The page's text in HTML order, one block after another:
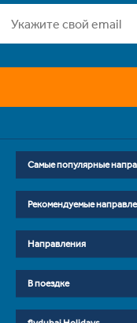
Самые популярные
Рекомендуемые
Направления
В поездке